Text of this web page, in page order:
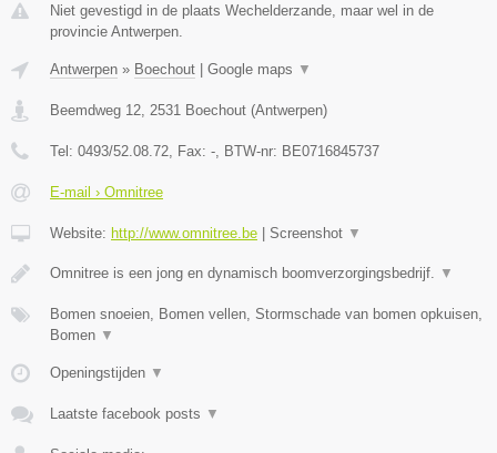
Niet gevestigd in de plaats Wechelderzande, maar wel in de
provincie Antwerpen.
Antwerpen » Boechout Google maps ▼
Beemdweg 12 2531 Boechout (Antwerpen)
Tel: 0493/52.08.72 , Fax: - , BTW-nr: BE0716845737
E-mail › Omnitree
Website: http://www.omnitree.be Screenshot ▼
Omnitree is een jong en dynamisch boomverzorgingsbedrijf. ▼
Bomen snoeien, Bomen vellen, Stormschade van bomen opkuisen,
Bomen ▼
Openingstijden ▼
Laatste facebook posts ▼